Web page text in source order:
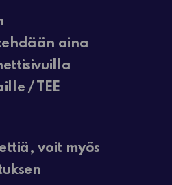
aina
/ TEE
voit myös